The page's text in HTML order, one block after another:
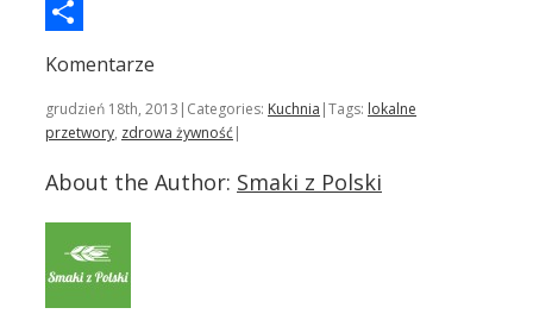
Wykop
Komentarze
grudzień 18th, 2013 | Categories: Kuchnia |Tags: lokalne
przetwory, zdrowa żywność|
About the Author: Smaki z Polski